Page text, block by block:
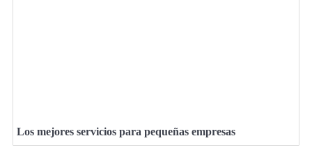
Los mejores servicios para pequeñas empresas